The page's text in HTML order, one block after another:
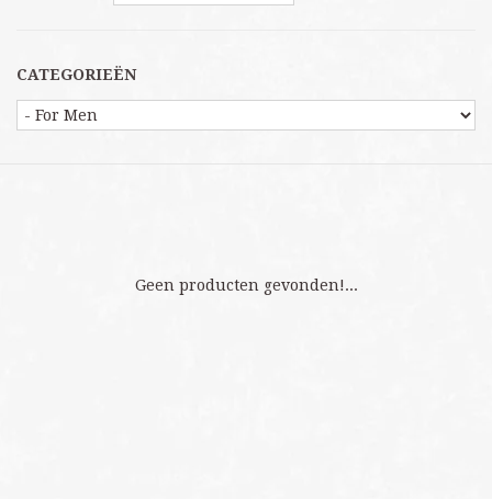
CATEGORIEËN
Geen producten gevonden!...